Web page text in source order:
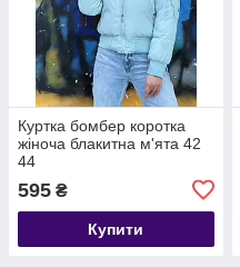
Куртка бомбер коротка
жіноча блакитна м'ята 42
44
595 ₴
Купити